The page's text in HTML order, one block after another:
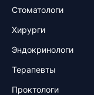
Стоматологи
Хирурги
Эндокринологи
Терапевты
Проктологи